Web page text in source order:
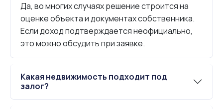
Да, во многих случаях решение строится на
оценке объекта и документах собственника.
Если доход подтверждается неофициально,
это можно обсудить при заявке.
Какая недвижимость подходит под
залог?